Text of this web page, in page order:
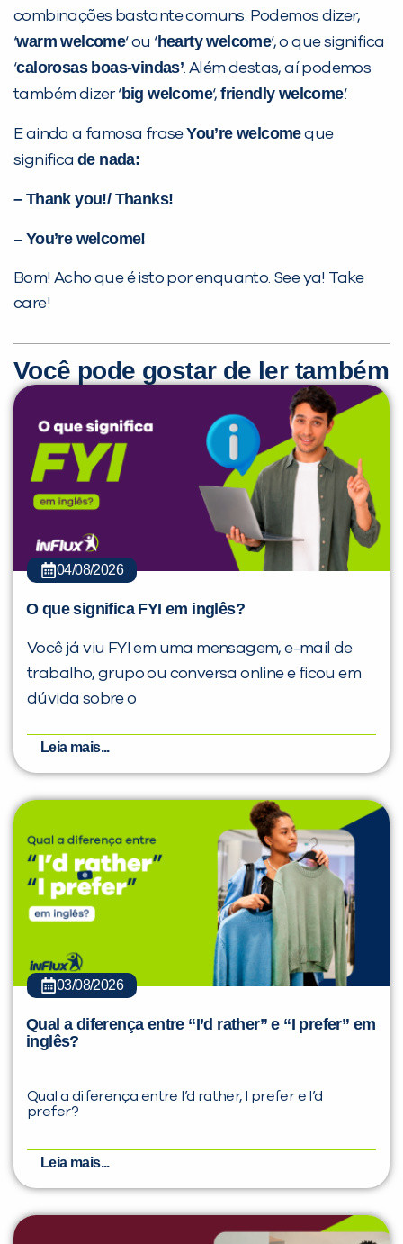
combinações bastante comuns. Podemos dizer,
‘warm welcome‘ ou ‘hearty welcome‘, o que significa
‘calorosas boas-vindas’. Além destas, aí podemos
também dizer ‘big welcome‘,friendly welcome‘.
E ainda a famosa fraseYou’re welcomeque
significade nada:
– Thank you!/ Thanks!
– You’re welcome!
Bom! Acho que é isto por enquanto. See ya! Take
care!
Você pode gostar de ler também
04/08/2026
O que significa FYI em inglês?
Você já viu FYI em uma mensagem, e-mail de
trabalho, grupo ou conversa online e ficou em
dúvida sobre o
Leia mais...
03/08/2026
Qual a diferença entre “I’d rather” e “I prefer” em
inglês?
Qual a diferença entre I’d rather, I prefer e I’d
prefer?
Leia mais...